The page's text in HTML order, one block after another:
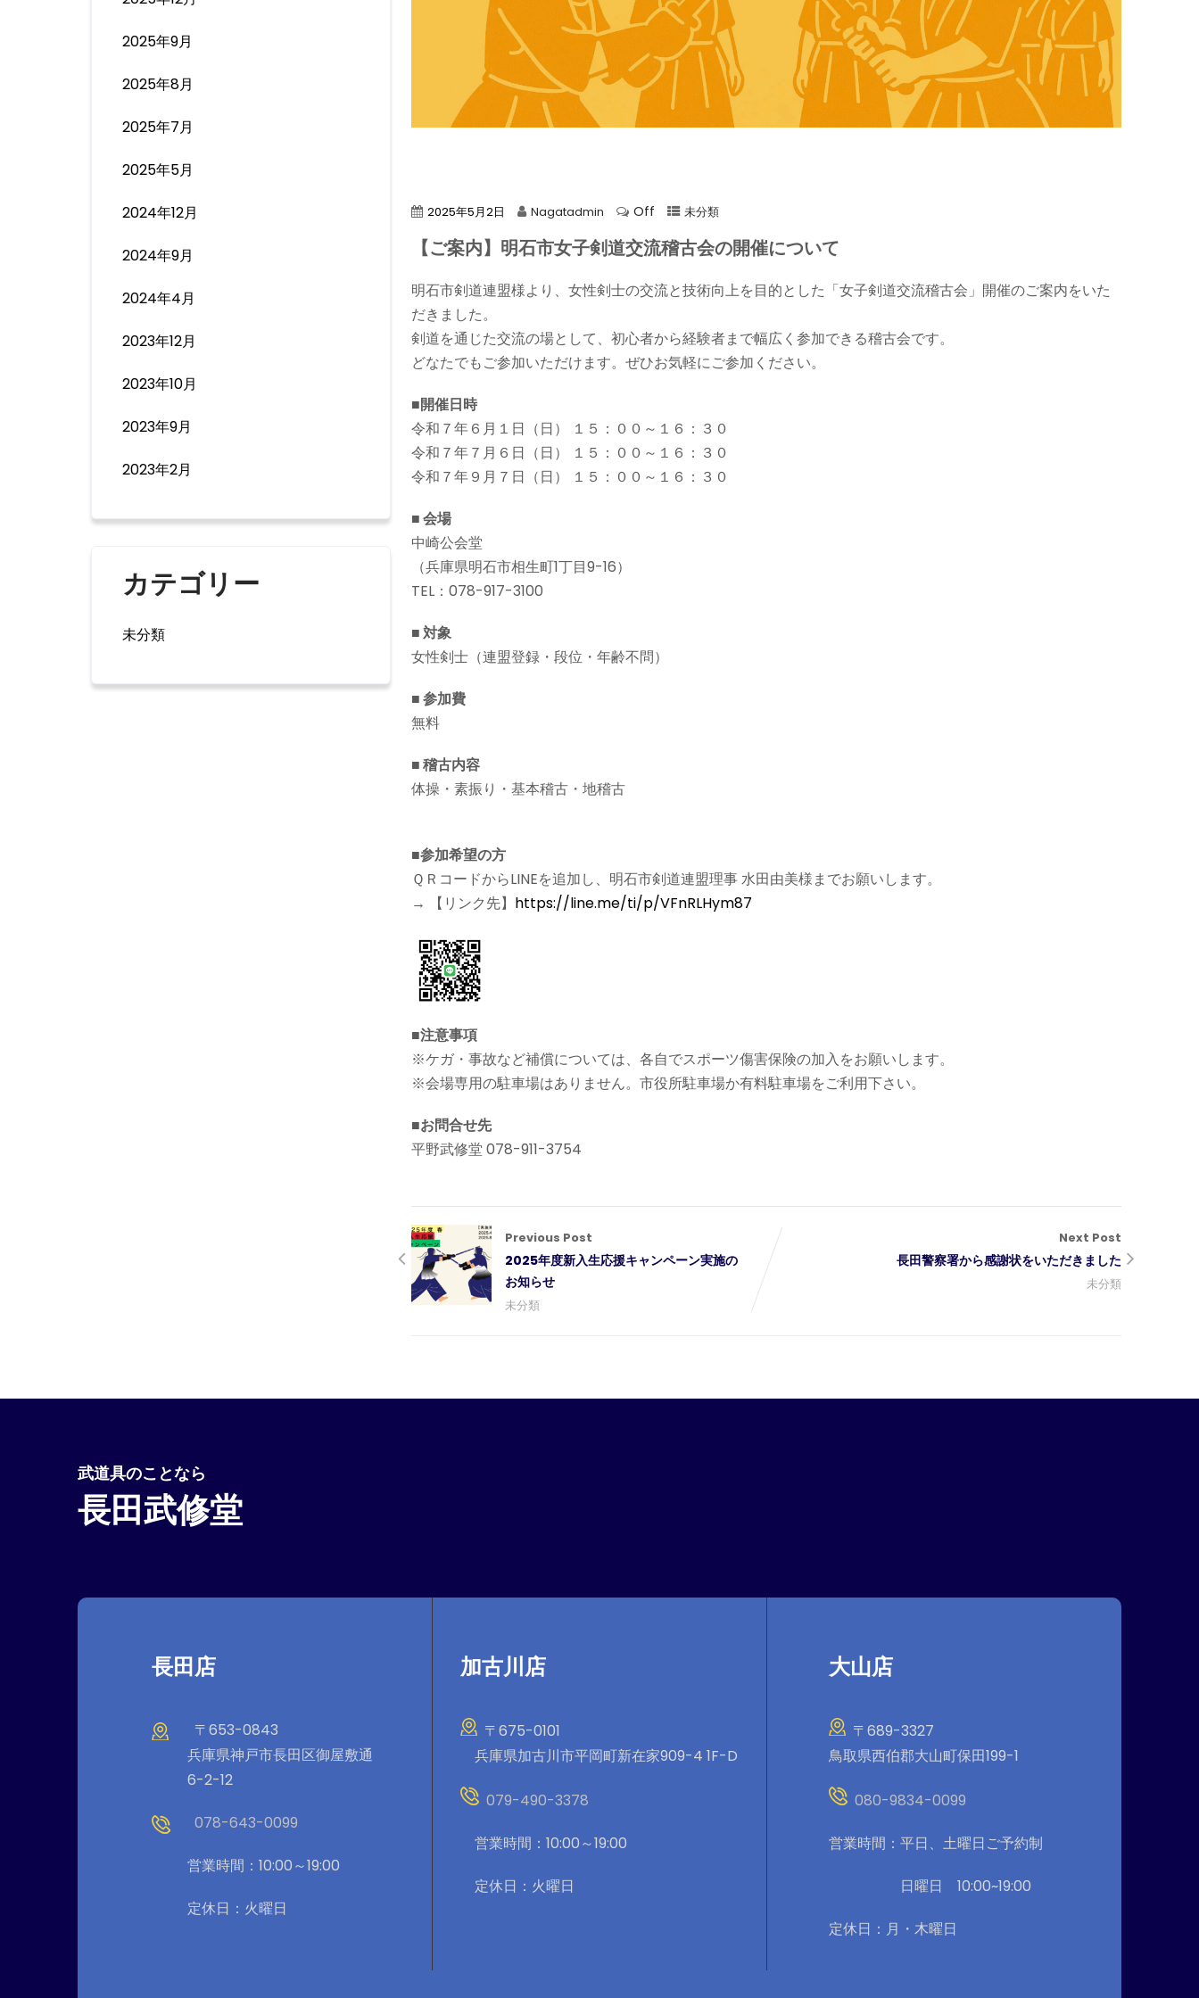
2025年5月2日 Nagatadmin Off 未分類
【ご案内】明石市女子剣道交流稽古会の開催について
明石市剣道連盟様より、女性剣士の交流と技術向上を目的とした「女子剣道交流稽古会」開催のご案内をいた
だきました。
剣道を通じた交流の場として、初心者から経験者まで幅広く参加できる稽古会です。
どなたでもご参加いただけます。ぜひお気軽にご参加ください。
■開催日時
令和７年６月１日（日） １５：００～１６：３０
令和７年７月６日（日） １５：００～１６：３０
令和７年９月７日（日） １５：００～１６：３０
■ 会場
中崎公会堂
（兵庫県明石市相生町1丁目9-16）
TEL：078-917-3100
■ 対象
女性剣士（連盟登録・段位・年齢不問）
■ 参加費
無料
■ 稽古内容
体操・素振り・基本稽古・地稽古
■参加希望の方
ＱＲコードからLINEを追加し、明石市剣道連盟理事 水田由美様までお願いします。
→ 【リンク先】 https://line.me/ti/p/VFnRLHym87
■注意事項
※ケガ・事故など補償については、各自でスポーツ傷害保険の加入をお願いします。
※会場専用の駐車場はありません。市役所駐車場か有料駐車場をご利用下さい。
■お問合せ先
平野武修堂 078-911-3754
Previous Post
2025年度新入生応援キャンペーン実施の
お知らせ
未分類
Next Post
長田警察署から感謝状をいただきました
未分類
2025年9月
2025年8月
2025年7月
2025年5月
2024年12月
2024年9月
2024年4月
2023年12月
2023年10月
2023年9月
2023年2月
カテゴリー
未分類
武道具のことなら
長田武修堂
長田店
〒653-0843
兵庫県神戸市長田区御屋敷通
6-2-12
078-643-0099
営業時間：10:00～19:00
定休日：火曜日
加古川店
〒675-0101
兵庫県加古川市平岡町新在家909-4 1F-D
079-490-3378
営業時間：10:00～19:00
定休日：火曜日
大山店
〒689-3327
鳥取県西伯郡大山町保田199-1
080-9834-0099
営業時間：平日、土曜日ご予約制
日曜日 10:00~19:00
定休日：月・木曜日